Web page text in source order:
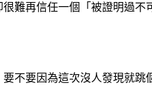
難再信任一個「被證明過不
不要因為這次沒人發現就